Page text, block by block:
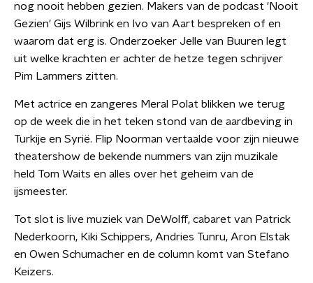
nog nooit hebben gezien. Makers van de podcast 'Nooit
Gezien' Gijs Wilbrink en Ivo van Aart bespreken of en
waarom dat erg is. Onderzoeker Jelle van Buuren legt
uit welke krachten er achter de hetze tegen schrijver
Pim Lammers zitten.
Met actrice en zangeres Meral Polat blikken we terug
op de week die in het teken stond van de aardbeving in
Turkije en Syrië. Flip Noorman vertaalde voor zijn nieuwe
theatershow de bekende nummers van zijn muzikale
held Tom Waits en alles over het geheim van de
ijsmeester.
Tot slot is live muziek van DeWolff, cabaret van Patrick
Nederkoorn, Kiki Schippers, Andries Tunru, Aron Elstak
en Owen Schumacher en de column komt van Stefano
Keizers.